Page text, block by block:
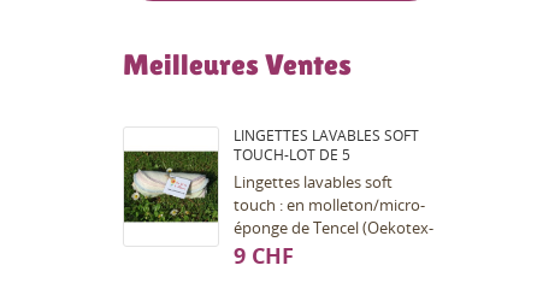
Meilleures Ventes
LINGETTES LAVABLES SOFT
TOUCH-LOT DE 5
Lingettes lavables soft
touch : en molleton/micro-
éponge de Tencel (Oekotex-
100), surjetées sur les bords
9 CHF